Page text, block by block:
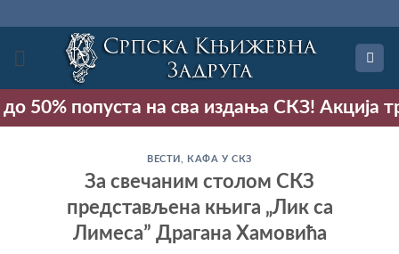
садржај
50% попуста на сва издања СКЗ! Акција
ВЕСТИ КАФА У СКЗ
За свечаним столом СКЗ
представљенa књига „Лик са
Лимесаˮ Драгана Хамовића